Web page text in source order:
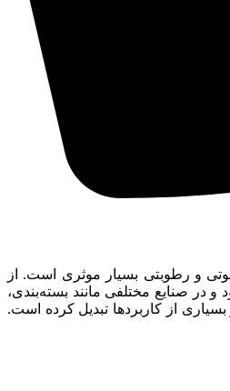
و رطوبتی بسیار موثری است. از
صنایع مختلفی مانند بسته‌بندی،
از کاربردها تبدیل کرده است.